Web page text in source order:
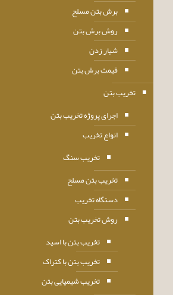
برش بتن مسلح
روش برش بتن
شیار زدن
قیمت برش بتن
تخریب بتن
اجرای پروژه تخریب بتن
انواع تخریب
تخریب سنگ
تخریب بتن مسلح
دستگاه تخریب
روش تخریب بتن
تخریب بتن با اسید
تخریب بتن با کتراک
تخریب شیمیایی بتن